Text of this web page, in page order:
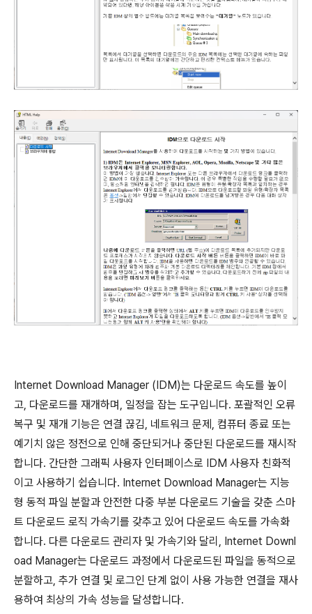
Internet Download Manager (IDM)는 다운로드 속도를 높이
고, 다운로드를 재개하며, 일정을 잡는 도구입니다. 포괄적인 오류
복구 및 재개 기능은 연결 끊김, 네트워크 문제, 컴퓨터 종료 또는
예기치 않은 정전으로 인해 중단되거나 중단된 다운로드를 재시작
합니다. 간단한 그래픽 사용자 인터페이스로 IDM 사용자 친화적
이고 사용하기 쉽습니다. Internet Download Manager는 지능
형 동적 파일 분할과 안전한 다중 부분 다운로드 기술을 갖춘 스마
트 다운로드 로직 가속기를 갖추고 있어 다운로드 속도를 가속화
합니다. 다른 다운로드 관리자 및 가속기와 달리, Internet Downl
oad Manager는 다운로드 과정에서 다운로드된 파일을 동적으로
분할하고, 추가 연결 및 로그인 단계 없이 사용 가능한 연결을 재사
용하여 최상의 가속 성능을 달성합니다.